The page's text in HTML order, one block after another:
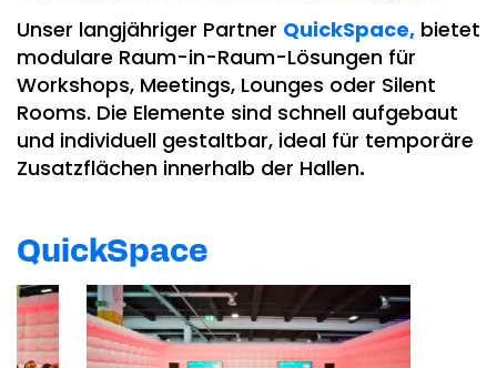
Unser langjähriger Partner QuickSpace, bietet
modulare Raum-in-Raum-Lösungen für
Workshops, Meetings, Lounges oder Silent
Rooms. Die Elemente sind schnell aufgebaut
und individuell gestaltbar, ideal für temporäre
Zusatzflächen innerhalb der Hallen.
QuickSpace